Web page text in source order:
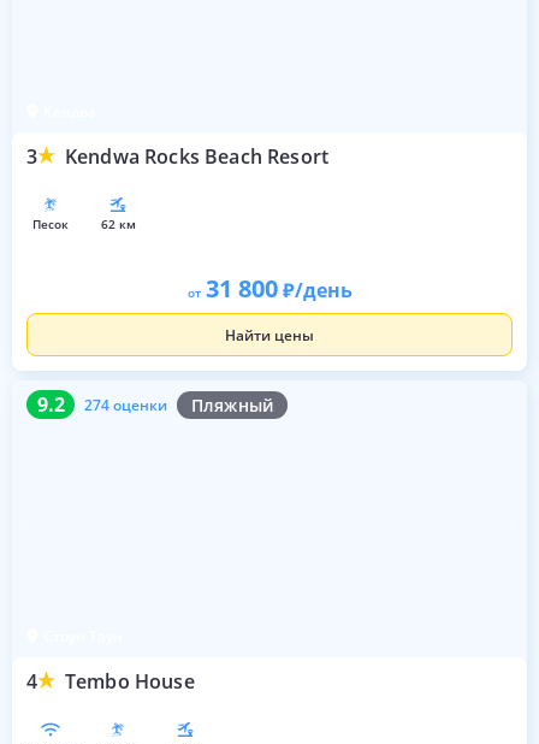
3 Kendwa Rocks Beach Resort
песок 62 км
от 31 800 /день
Найти цены
9.2 274 оценки Пляжный
4 Tembo House
9.2 274 оценки